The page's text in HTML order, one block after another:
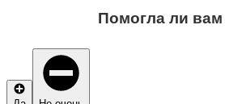
Помогла ли вам